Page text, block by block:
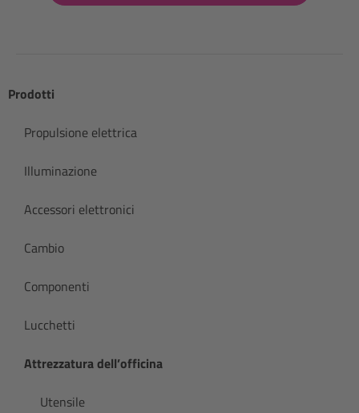
Prodotti
Propulsione elettrica
Illuminazione
Accessori elettronici
Cambio
Componenti
Lucchetti
Attrezzatura dell’officina
Utensile